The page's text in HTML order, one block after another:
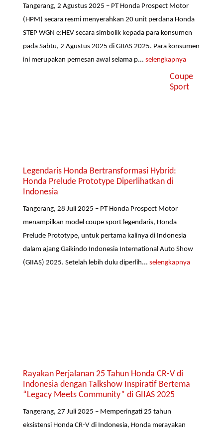
Tangerang, 2 Agustus 2025 – PT Honda Prospect Motor
(HPM) secara resmi menyerahkan 20 unit perdana Honda
STEP WGN e:HEV secara simbolik kepada para konsumen
pada Sabtu, 2 Agustus 2025 di GIIAS 2025. Para konsumen
ini merupakan pemesan awal selama p...selengkapnya
Coupe
Sport
Legendaris Honda Bertransformasi Hybrid:
Honda Prelude Prototype Diperlihatkan di
Indonesia
Tangerang, 28 Juli 2025 – PT Honda Prospect Motor
menampilkan model coupe sport legendaris, Honda
Prelude Prototype, untuk pertama kalinya di Indonesia
dalam ajang Gaikindo Indonesia International Auto Show
(GIIAS) 2025. Setelah lebih dulu diperlih...selengkapnya
Rayakan Perjalanan 25 Tahun Honda CR-V di
Indonesia dengan Talkshow Inspiratif Bertema
“Legacy Meets Community” di GIIAS 2025
Tangerang, 27 Juli 2025 – Memperingati 25 tahun
eksistensi Honda CR-V di Indonesia, Honda merayakan